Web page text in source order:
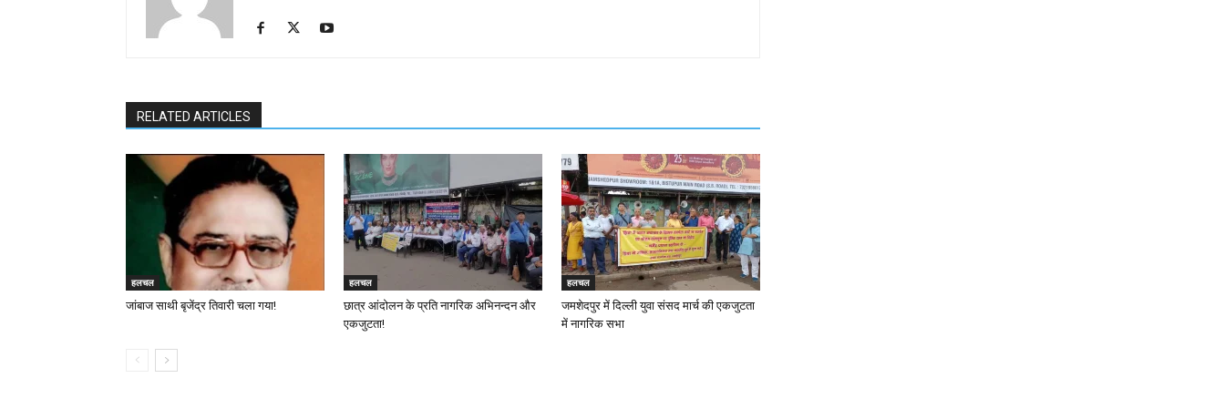
RELATED ARTICLES
हलचल
जांबाज साथी बृजेंद्र तिवारी चला गया!
हलचल
छात्र आंदोलन के प्रति नागरिक अभिनन्दन और
एकजुटता!
हलचल
जमशेदपुर में दिल्ली युवा संसद मार्च की एकजुटता
में नागरिक सभा